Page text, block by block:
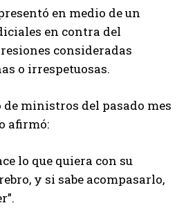
en medio de un
en contra del
consideradas
o irrespetuosas.
de ministros del pasado mes
afirmó:
lo que quiera con su
y si sabe acompasarlo,